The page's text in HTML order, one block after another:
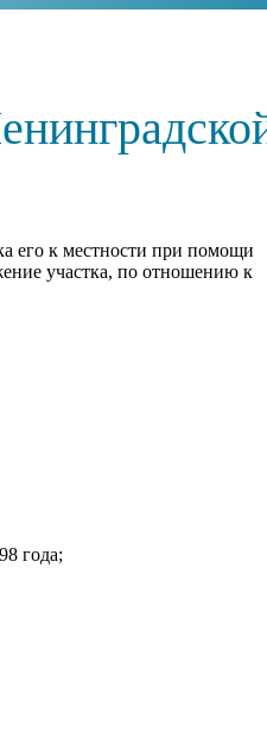
его к местности при помощи
участка, по отношению к
года;